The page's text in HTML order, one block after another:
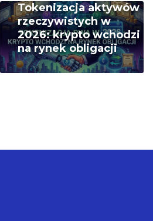
Tokenizacja aktywów
rzeczywistych w
2026: krypto wchodzi
na rynek obligacji